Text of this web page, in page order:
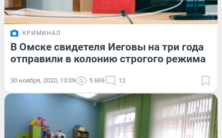
КРИМИНАЛ
В Омске свидетеля Иеговы на три года
отправили в колонию строгого режима
30 ноября, 2020, 13:09 5 669 12